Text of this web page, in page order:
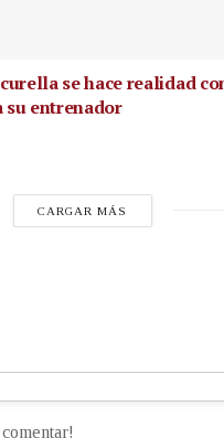
se hace realidad
su entrenador
CARGAR MÁS